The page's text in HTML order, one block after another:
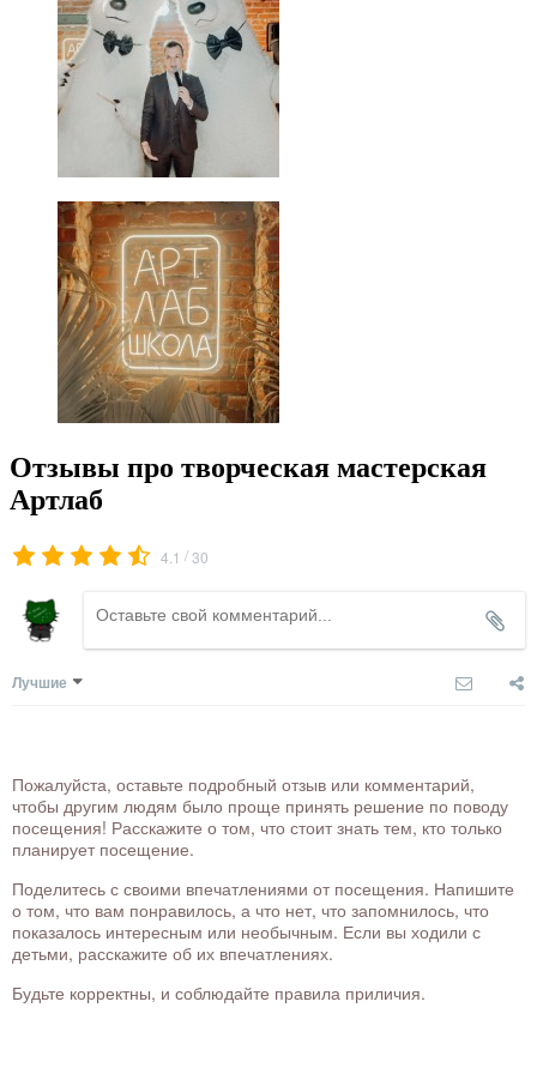
Отзывы про творческая мастерская
Артлаб
4.1 /30
Лучшие
Пожалуйста, оставьте подробный отзыв или комментарий,
чтобы другим людям было проще принять решение по поводу
посещения! Расскажите о том, что стоит знать тем, кто только
планирует посещение.
Поделитесь с своими впечатлениями от посещения. Напишите
о том, что вам понравилось, а что нет, что запомнилось, что
показалось интересным или необычным. Если вы ходили с
детьми, расскажите об их впечатлениях.
Будьте корректны, и соблюдайте правила приличия.